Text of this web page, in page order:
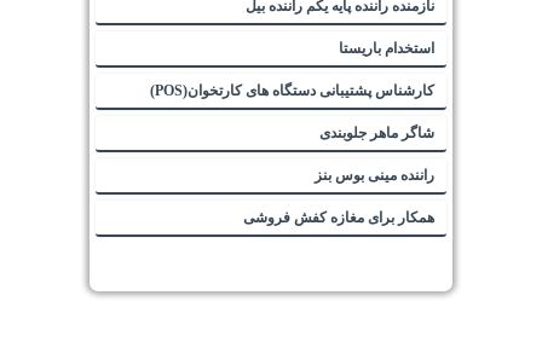
نازمنده راننده پایه یکم راننده بیل
استخدام باریستا
کارشناس پشتیبانی دستگاه های کارتخوان(POS)
شاگر ماهر جلوبندی
راننده مینی بوس بنز
همکار برای مغازه کفش فروشی